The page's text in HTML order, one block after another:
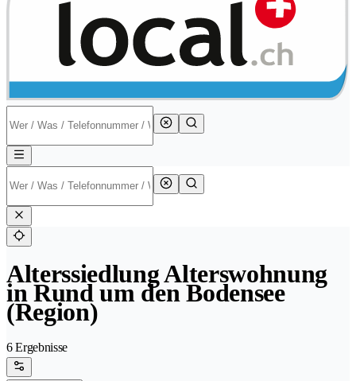
Alterssiedlung Alterswohnung
in Rund um den Bodensee
(Region)
6 Ergebnisse